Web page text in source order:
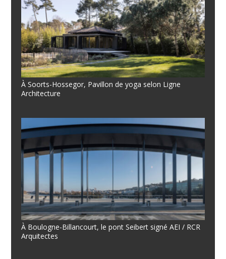
À Soorts-Hossegor, Pavillon de yoga selon Ligne
Architecture
À Boulogne-Billancourt, le pont Seibert signé AEI / RCR
Arquitectes